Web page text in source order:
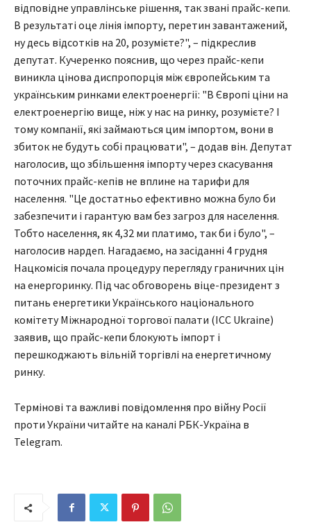
відповідне управлінське рішення, так звані прайс-кепи.
В результаті оце лінія імпорту, перетин завантажений,
ну десь відсотків на 20, розумієте?", – підкреслив
депутат. Кучеренко пояснив, що через прайс-кепи
виникла цінова диспропорція між європейським та
українським ринками електроенергії: "В Європі ціни на
електроенергію вище, ніж у нас на ринку, розумієте? І
тому компанії, які займаються цим імпортом, вони в
збиток не будуть собі працювати", – додав він. Депутат
наголосив, що збільшення імпорту через скасування
поточних прайс-кепів не вплине на тарифи для
населення. "Це достатньо ефективно можна було би
забезпечити і гарантую вам без загроз для населення.
Тобто населення, як 4,32 ми платимо, так би і було", –
наголосив нардеп. Нагадаємо, на засіданні 4 грудня
Нацкомісія почала процедуру перегляду граничних цін
на енергоринку. Під час обговорень віце-президент з
питань енергетики Українського національного
комітету Міжнародної торгової палати (ICC Ukraine)
заявив, що прайс-кепи блокують імпорт і
перешкоджають вільній торгівлі на енергетичному
ринку.
Термінові та важливі повідомлення про війну Росії
проти України читайте на каналі РБК-Україна в
Telegram.